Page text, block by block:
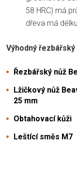
58 HRC) má
dřeva má
Výhodný
Řezbářský nůž
Lžičkový nůž
25 mm
Obtahovací kůži
Leštící směs M7